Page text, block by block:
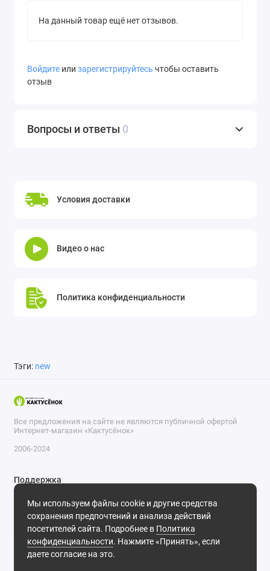
На данный товар ещё нет отзывов.
Войдите или зарегистрируйтесь чтобы оставить
отзыв
Вопросы и ответы 0
Условия доставки
Видео о нас
Политика конфиденциальности
Тэги: new
Мы используем файлы cookie и другие средства
сохранения предпочтений и анализа действий
посетителей сайта. Подробнее в Политика
конфиденциальности. Нажмите «Принять», если
даете согласие на это.
Все предложения на сайте не являются публичной офертой
Интернет-магазин «Кактусёнок»
2006-2024
Поддержка
+7 (804) 333-66-32
+7 (918) 570-63-70
Мы в сети